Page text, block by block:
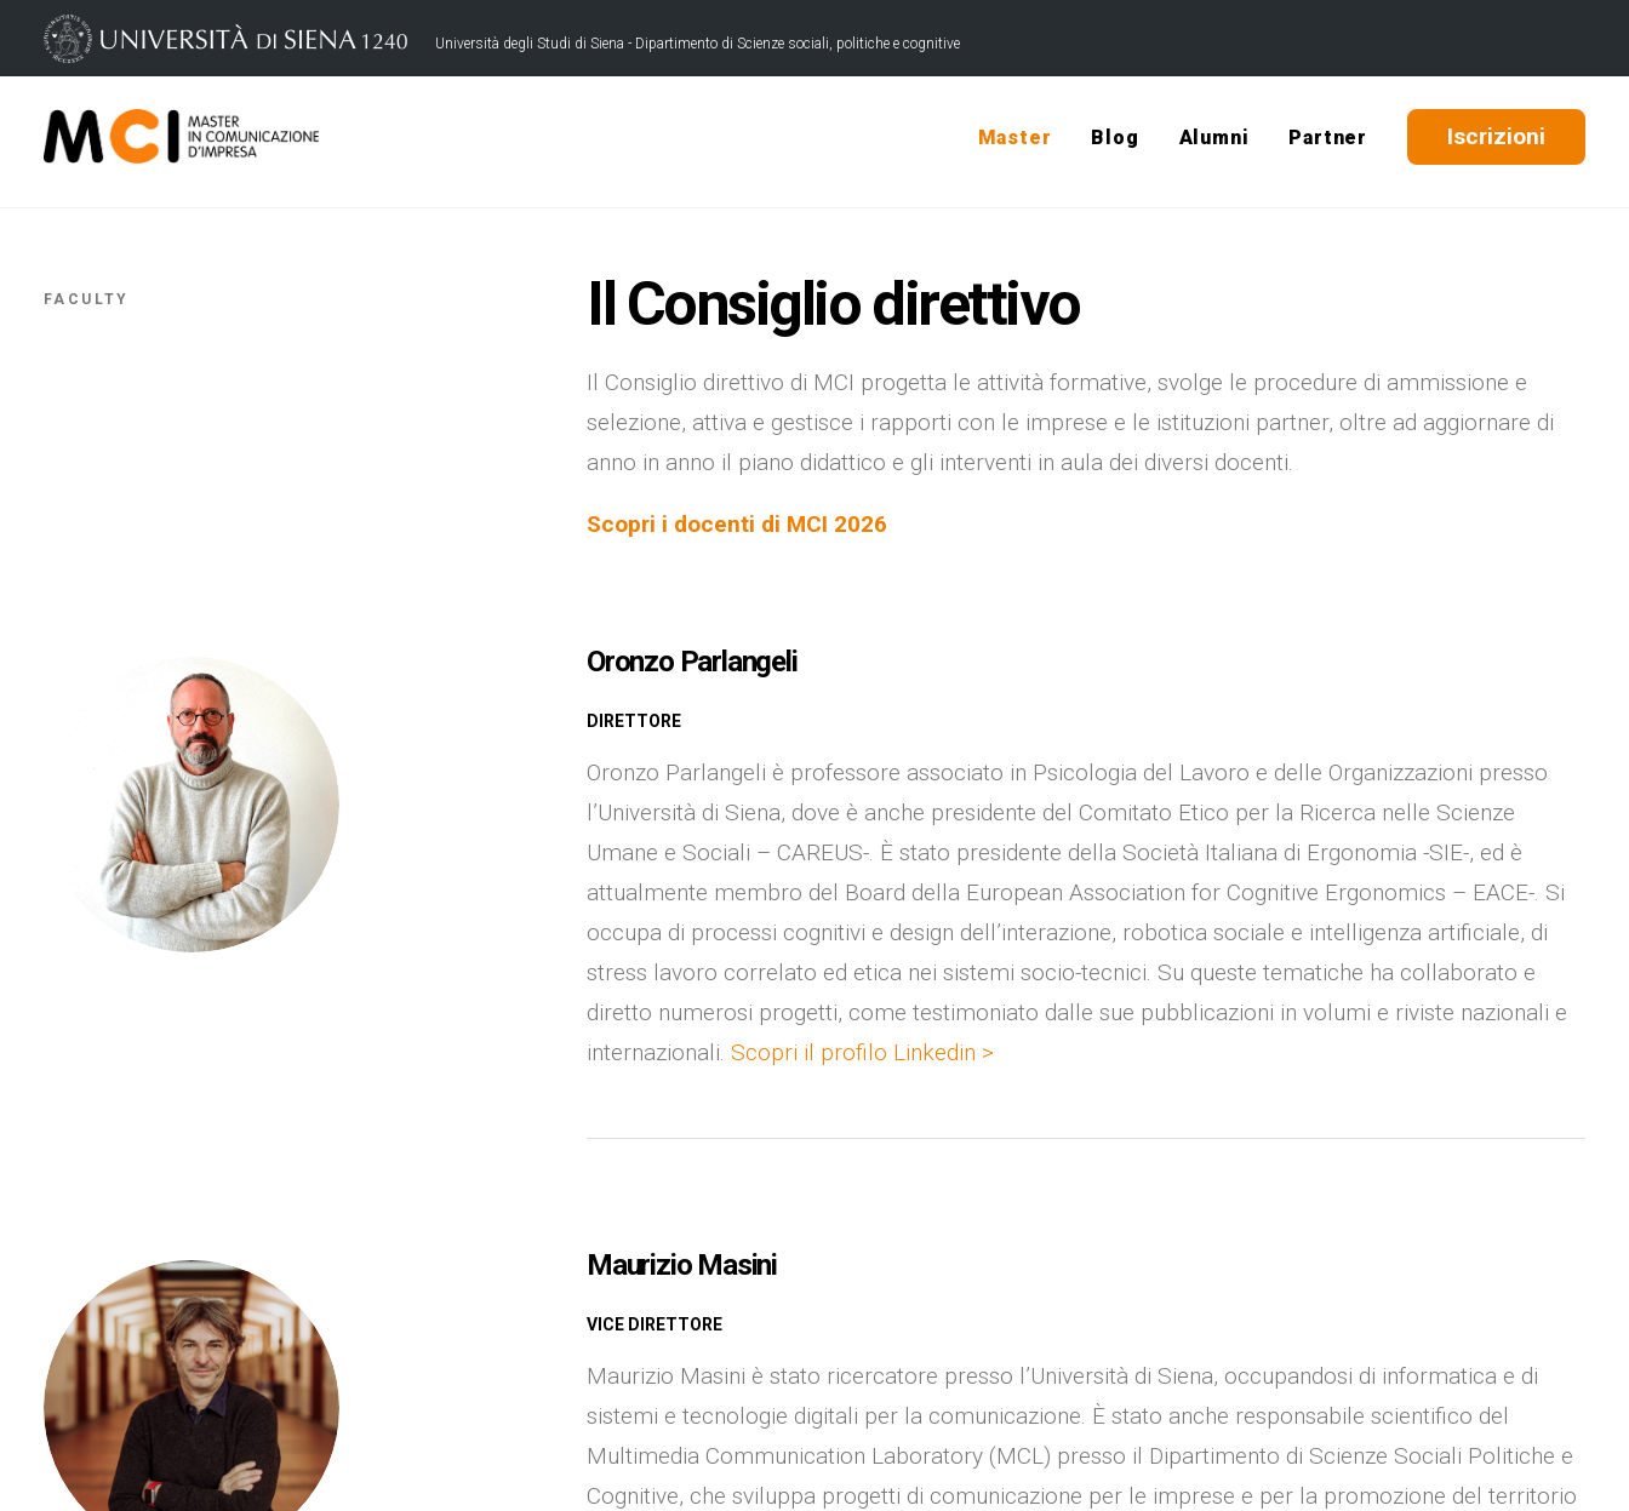
Università degli Studi di Siena - Dipartimento di Scienze sociali, politiche e cognitive
Master Blog Alumni Partner Iscrizioni
FACULTY Il Consiglio direttivo
Il Consiglio direttivo di MCI progetta le attività formative, svolge le procedure di ammissione e
selezione, attiva e gestisce i rapporti con le imprese e le istituzioni partner, oltre ad aggiornare di
anno in anno il piano didattico e gli interventi in aula dei diversi docenti.
Scopri i docenti di MCI 2026
Oronzo Parlangeli
DIRETTORE
Oronzo Parlangeli è professore associato in Psicologia del Lavoro e delle Organizzazioni presso
l’Università di Siena, dove è anche presidente del Comitato Etico per la Ricerca nelle Scienze
Umane e Sociali – CAREUS-. È stato presidente della Società Italiana di Ergonomia -SIE-, ed è
attualmente membro del Board della European Association for Cognitive Ergonomics – EACE-. Si
occupa di processi cognitivi e design dell’interazione, robotica sociale e intelligenza artificiale, di
stress lavoro correlato ed etica nei sistemi socio-tecnici. Su queste tematiche ha collaborato e
diretto numerosi progetti, come testimoniato dalle sue pubblicazioni in volumi e riviste nazionali e
internazionali. Scopri il profilo Linkedin >
Maurizio Masini
VICE DIRETTORE
Maurizio Masini è stato ricercatore presso l’Università di Siena, occupandosi di informatica e di
sistemi e tecnologie digitali per la comunicazione. È stato anche responsabile scientifico del
Multimedia Communication Laboratory (MCL) presso il Dipartimento di Scienze Sociali Politiche e
Cognitive, che sviluppa progetti di comunicazione per le imprese e per la promozione del territorio